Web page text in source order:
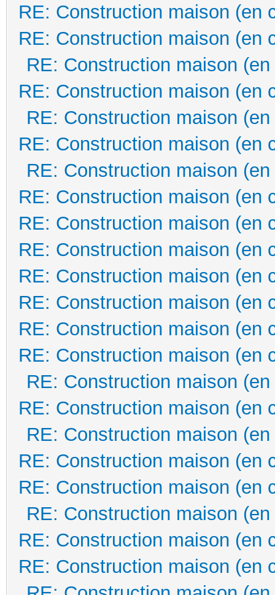
RE: Construction maison (en
RE: Construction maison (en
RE: Construction maison
RE: Construction maison (en
RE: Construction maison
RE: Construction maison (en
RE: Construction maison
RE: Construction maison (en
RE: Construction maison (en
RE: Construction maison (en
RE: Construction maison (en
RE: Construction maison (en
RE: Construction maison (en
RE: Construction maison (en
RE: Construction maison
RE: Construction maison (en
RE: Construction maison
RE: Construction maison (en
RE: Construction maison (en
RE: Construction maison
RE: Construction maison (en
RE: Construction maison (en